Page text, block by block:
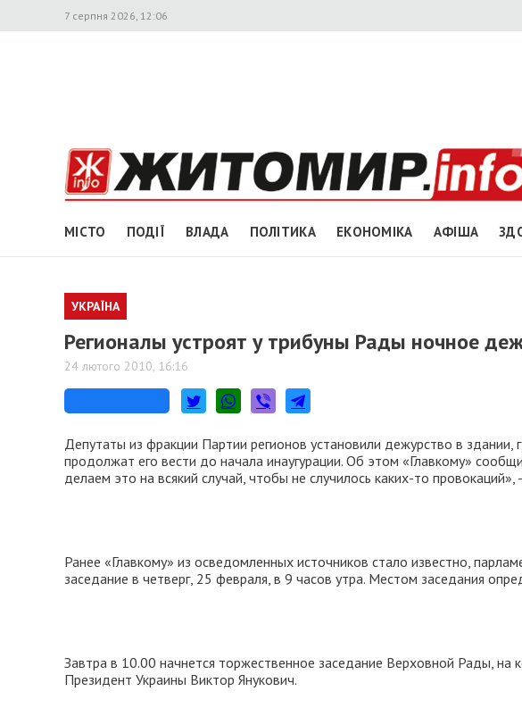
7 серпня 2026, 12:06
МІСТО ПОДІЇ ВЛАДА ПОЛІТИКА ЕКОНОМІКА АФІША
УКРАЇНА
Регионалы устроят у трибуны Рады ночное
24 лютого 2010, 16:16
Депутаты из фракции Партии регионов установили дежурство в
продолжат его вести до начала инаугурации. Об этом «Главкому»
делаем это на всякий случай, чтобы не случилось каких-то
Ранее «Главкому» из осведомленных источников стало известно,
заседание в четверг, 25 февраля, в 9 часов утра. Местом заседания
Завтра в 10.00 начнется торжественное заседание Верховной Рады, на
Президент Украины Виктор Янукович.